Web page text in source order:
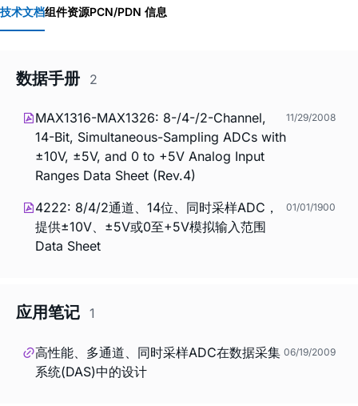
技术文档组件资源PCN/PDN 信息
数据手册 2
MAX1316-MAX1326: 8-/4-/2-Channel,
14-Bit, Simultaneous-Sampling ADCs with
±10V, ±5V, and 0 to +5V Analog Input
Ranges Data Sheet (Rev.4)
11/29/2008
4222: 8/4/2通道、14位、同时采样ADC，
提供±10V、±5V或0至+5V模拟输入范围
Data Sheet
01/01/1900
应用笔记 1
高性能、多通道、同时采样ADC在数据采集
系统(DAS)中的设计
06/19/2009